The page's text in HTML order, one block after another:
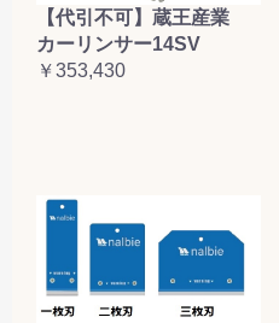
【代引不可】蔵王産業
カーリンサー14SV
￥353,430